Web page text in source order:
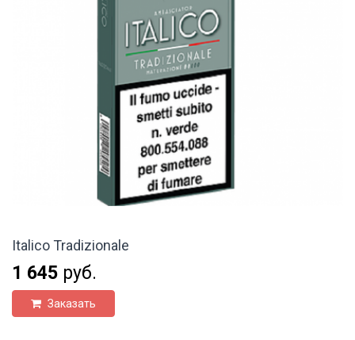
Italico Tradizionale
1 645 руб.
Заказать